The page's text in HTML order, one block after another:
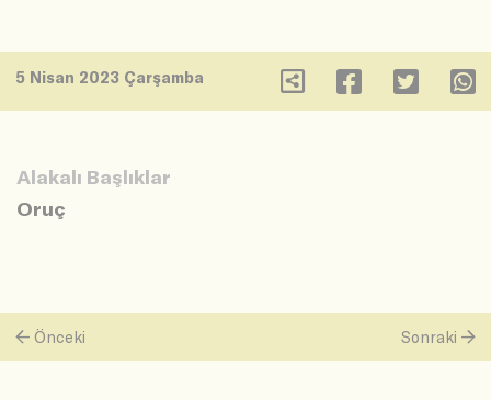
5 Nisan 2023 Çarşamba
Alakalı Başlıklar
Oruç
Önceki Sonraki